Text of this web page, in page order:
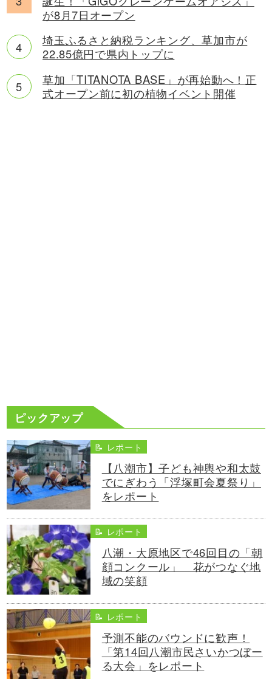
が8月7日オープン
埼玉ふるさと納税ランキング、草加市が
22.85億円で県内トップに
草加「TITANOTA BASE」が再始動へ！正
式オープン前に初の植物イベント開催
ピックアップ
📝 レポート
【八潮市】子ども神輿や和太鼓
でにぎわう「浮塚町会夏祭り」
をレポート
📝 レポート
八潮・大原地区で46回目の「朝
顔コンクール」 花がつなぐ地
域の笑顔
📝 レポート
予測不能のバウンドに歓声！
「第14回八潮市民さいかつぼー
る大会」をレポート